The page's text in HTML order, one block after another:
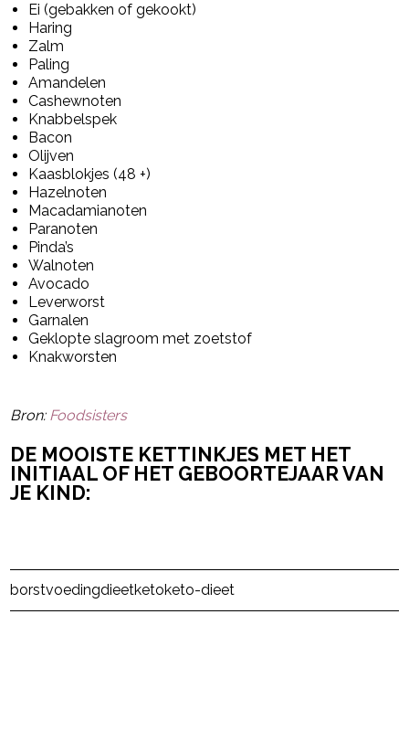
Ei (gebakken of gekookt)
Haring
Zalm
Paling
Amandelen
Cashewnoten
Knabbelspek
Bacon
Olijven
Kaasblokjes (48 +)
Hazelnoten
Macadamianoten
Paranoten
Pinda’s
Walnoten
Avocado
Leverworst
Garnalen
Geklopte slagroom met zoetstof
Knakworsten
Bron: Foodsisters
DE MOOISTE KETTINKJES MET HET
INITIAAL OF HET GEBOORTEJAAR VAN
JE KIND:
borstvoedingdieetketoketo-dieet